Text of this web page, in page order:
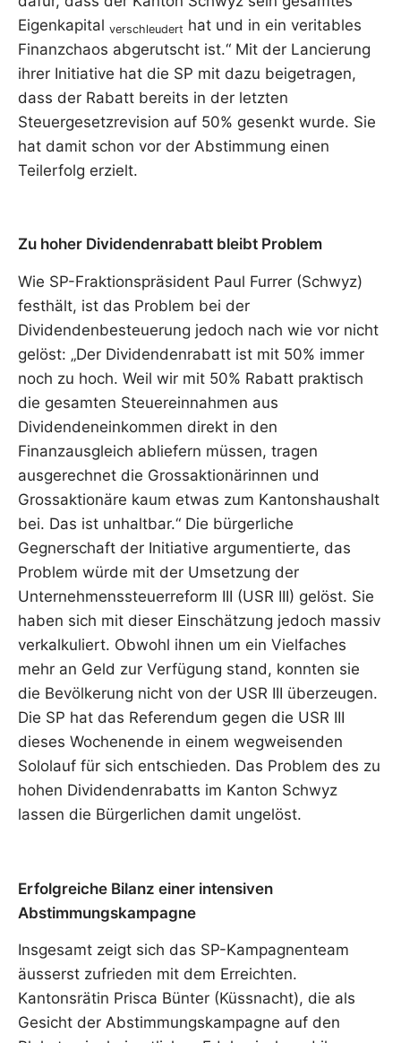
Eigenkapital verschleudert hat und in ein veritables
Finanzchaos abgerutscht ist.“ Mit der Lancierung
ihrer Initiative hat die SP mit dazu beigetragen,
dass der Rabatt bereits in der letzten
Steuergesetzrevision auf 50% gesenkt wurde. Sie
hat damit schon vor der Abstimmung einen
Teilerfolg erzielt.
Zu hoher Dividendenrabatt bleibt Problem
Wie SP-Fraktionspräsident Paul Furrer (Schwyz)
festhält, ist das Problem bei der
Dividendenbesteuerung jedoch nach wie vor nicht
gelöst: „Der Dividendenrabatt ist mit 50% immer
noch zu hoch. Weil wir mit 50% Rabatt praktisch
die gesamten Steuereinnahmen aus
Dividendeneinkommen direkt in den
Finanzausgleich abliefern müssen, tragen
ausgerechnet die Grossaktionärinnen und
Grossaktionäre kaum etwas zum Kantonshaushalt
bei. Das ist unhaltbar.“ Die bürgerliche
Gegnerschaft der Initiative argumentierte, das
Problem würde mit der Umsetzung der
Unternehmenssteuerreform III (USR III) gelöst. Sie
haben sich mit dieser Einschätzung jedoch massiv
verkalkuliert. Obwohl ihnen um ein Vielfaches
mehr an Geld zur Verfügung stand, konnten sie
die Bevölkerung nicht von der USR III überzeugen.
Die SP hat das Referendum gegen die USR III
dieses Wochenende in einem wegweisenden
Sololauf für sich entschieden. Das Problem des zu
hohen Dividendenrabatts im Kanton Schwyz
lassen die Bürgerlichen damit ungelöst.
Erfolgreiche Bilanz einer intensiven
Abstimmungskampagne
Insgesamt zeigt sich das SP-Kampagnenteam
äusserst zufrieden mit dem Erreichten.
Kantonsrätin Prisca Bünter (Küssnacht), die als
Gesicht der Abstimmungskampagne auf den